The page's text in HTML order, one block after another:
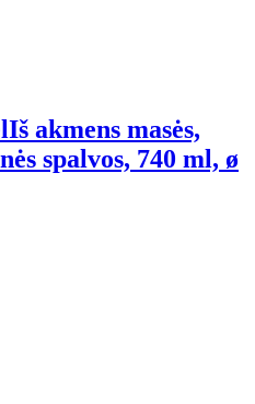
Iš akmens masės,
spalvos, 740 ml, ø